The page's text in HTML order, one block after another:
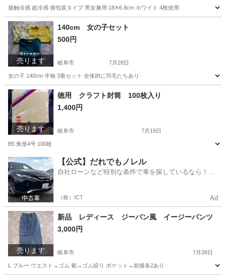
接触冷感 超冷感 個包装タイプ 男女兼用 18✕6.8cm ホワイト 4枚使用
岐阜 岐阜市 不織布マスク
売ります
140cm 女の子セット
500円
岐阜市 7月28日
女の子 140cm 半袖 3着セット 全体的に羽毛たちあり
岐阜 岐阜市 キッズ用品 セット
売ります
徳用 クラフト封筒 100枚入り
1,400円
岐阜市 7月19日
B5 角形4号 100枚
岐阜 岐阜市 その他 封筒
【公式】だれでもノレル
自社ローンなど特別な条件で車を探しているなら！金
（株）ICT Ad
売ります
新品 レディース ジーパン風 イージーパンツ
3,000円
岐阜市 7月28日
L ブルー ウエスト→ゴム 裾→ゴム絞り ポケット→前後各2あり